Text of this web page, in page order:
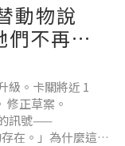
動物說
們不再只
級。卡關將近 1
修正草案。
訊號——
在。」為什麼這次